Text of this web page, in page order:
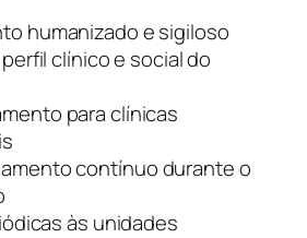
humanizado e sigiloso
clínico e social do
para clínicas
contínuo durante o
às unidades